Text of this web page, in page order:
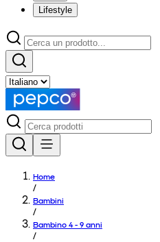
Lifestyle
Home
/
Bambini
/
Bambino 4 - 9 anni
/